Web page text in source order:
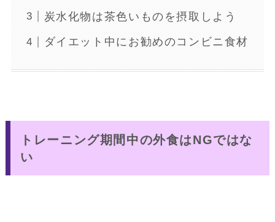
炭水化物は茶色いものを摂取しよう
ダイエット中にお勧めのコンビニ食材
トレーニング期間中の外食はNGではな
い